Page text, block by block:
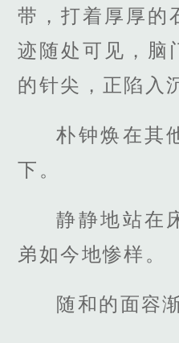
带，打着厚厚的
迹随处可见，脑
的针尖，正陷入
朴钟焕在其
下。
静静地站在
弟如今地惨样。
随和的面容